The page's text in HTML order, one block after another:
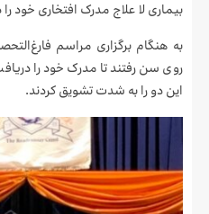
بیماری لا علاج مدرک افتخاری خود
به هنگام برگزاری مراسم
روی سن رفتند تا مدرک خود را
این دو را به شدت تشویق کردند.